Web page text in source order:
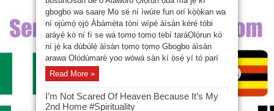
Tòní
–
#Yoruba
#Orisa
gbogbo wa saarẹ Mo sé ní ìwúre fun orí kọ̀ọ̀kan wa
ní ojúmọ́ ọjọ́ Àbámẹ́ta tòní wípé àìsàn kéré tóbi
aráyé kò ní fí se wá tọmọ tọmọ tebí taráỌlọ́run kò
ní jẹ́ ka dùbúlẹ̀ àìsàn tọmọ tọmọ Gbogbo àìsàn
arawa Olódùmarè yoo wòwá sàn kí ọ̀sẹ̀ yí tó parí
Read More »
I’m Not Scared Of Heaven Because It’s My
2nd Home #Spirituality